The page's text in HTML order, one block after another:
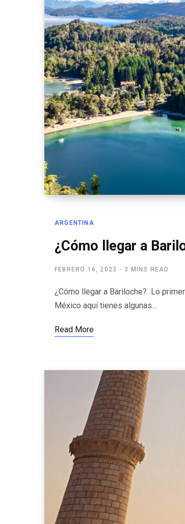
ARGENTINA
¿Cómo llegar a
FEBRERO 16, 2023 3 MINS READ
¿Cómo llegar a Bariloche? Lo
México aquí tienes algunas…
Read More